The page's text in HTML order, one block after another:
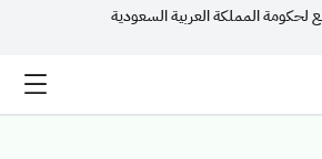
المملكة العربية السعودية